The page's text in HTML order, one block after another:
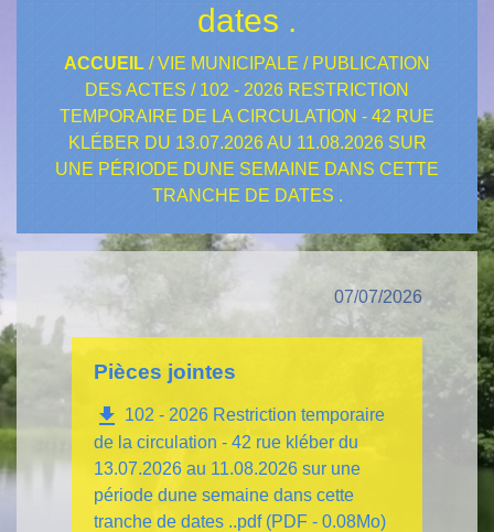
dates .
ACCUEIL /VIE MUNICIPALE / PUBLICATION
DES ACTES / 102 - 2026 RESTRICTION
TEMPORAIRE DE LA CIRCULATION - 42 RUE
KLÉBER DU 13.07.2026 AU 11.08.2026 SUR
UNE PÉRIODE DUNE SEMAINE DANS CETTE
TRANCHE DE DATES .
07/07/2026
Pièces jointes
file_download 102 - 2026 Restriction temporaire
de la circulation - 42 rue kléber du
13.07.2026 au 11.08.2026 sur une
période dune semaine dans cette
tranche de dates ..pdf (PDF - 0.08Mo)